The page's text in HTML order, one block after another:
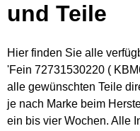
und Teile
Hier finden Sie alle
'Fein 72731530220 (
alle gewünschten Teile
je nach Marke beim
ein bis vier Wochen. Alle